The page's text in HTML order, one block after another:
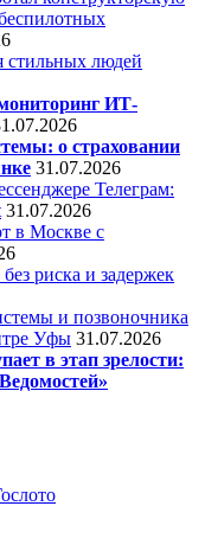
стильных людей
ИТ-
о страховании
31.07.2026
Телеграм:
31.07.2026
в Москве с
риска и задержек
и позвоночника
Уфы 31.07.2026
в этап зрелости: